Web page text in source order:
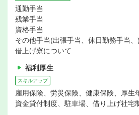
通勤手当
残業手当
資格手当
その他手当(出張手当、休日勤務手当、)
借上げ寮について
福利厚生
スキルアップ
雇用保険、労災保険、健康保険、厚生
資金貸付制度、駐車場、借り上げ社宅